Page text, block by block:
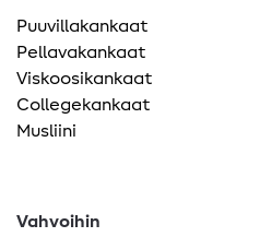
Puuvillakankaat
Pellavakankaat
Viskoosikankaat
Collegekankaat
Musliini
Vahvoihin